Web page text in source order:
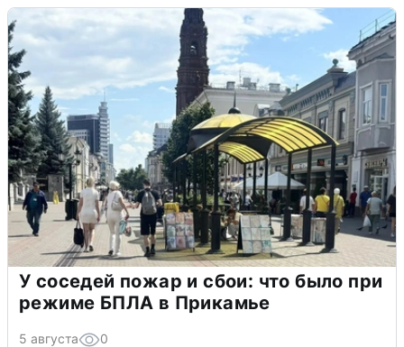
У соседей пожар и сбои: что было при
режиме БПЛА в Прикамье
5 августа 0